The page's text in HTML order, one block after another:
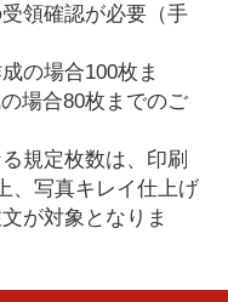
領確認が必要（手
の場合100枚ま
場合80枚までのご
規定枚数は、印刷
、写真キレイ仕上げ
が対象となりま